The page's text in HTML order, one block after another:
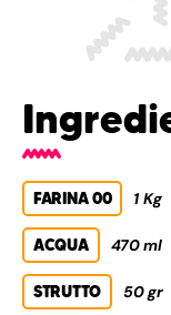
FARINA 00 1 Kg
ACQUA 470 ml
STRUTTO 50 gr